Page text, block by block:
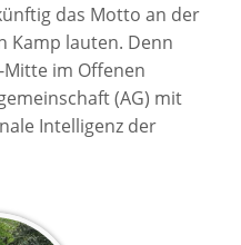
das Motto an der
Kamp lauten. Denn
im Offenen
(AG) mit
Intelligenz der